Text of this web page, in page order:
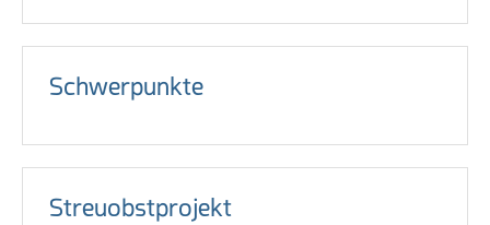
Schwerpunkte
Streuobstprojekt